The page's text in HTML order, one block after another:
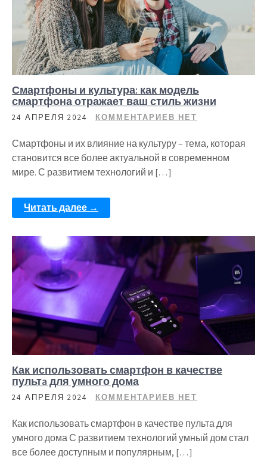
Смартфоны и культура: как модель
смартфона отражает ваш стиль жизни
24 АПРЕЛЯ 2024 КОММЕНТАРИЕВ НЕТ
Смартфоны и их влияние на культуру – тема, которая
становится все более актуальной в современном
мире. С развитием технологий и […]
Читать далее →
Как использовать смартфон в качестве
пультa для умного дома
24 АПРЕЛЯ 2024 КОММЕНТАРИЕВ НЕТ
Как использовать смартфон в качестве пульта для
умного дома С развитием технологий умный дом стал
все более доступным и популярным, […]